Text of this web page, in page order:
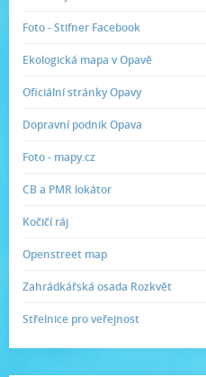
Foto - Stifner Facebook
Ekologická mapa v Opavě
Oficiální stránky Opavy
Dopravní podnik Opava
Foto - mapy.cz
CB a PMR lokátor
Kočičí ráj
Openstreet map
Zahrádkářská osada Rozkvět
Střelnice pro veřejnost